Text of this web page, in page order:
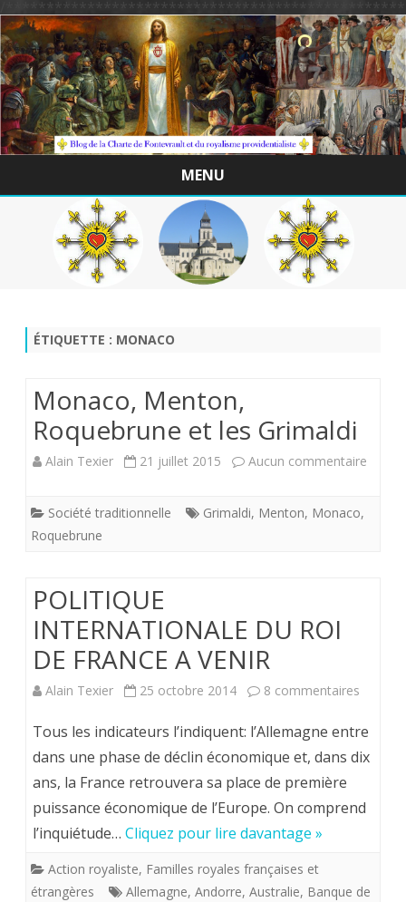
/
MENU
Skip
to
content
ÉTIQUETTE : MONACO
Monaco, Menton,
Roquebrune et les Grimaldi
Alain Texier 21 juillet 2015 Aucun commentaire
Société traditionnelle Grimaldi, Menton, Monaco,
Roquebrune
POLITIQUE
INTERNATIONALE DU ROI
DE FRANCE A VENIR
Alain Texier 25 octobre 2014 8 commentaires
ROI
Tous les indicateurs l’indiquent: l’Allemagne entre
dans une phase de déclin économique et, dans dix
ans, la France retrouvera sa place de première
puissance économique de l’Europe. On comprend
l’inquiétude… Cliquez pour lire davantage »
Action royaliste, Familles royales françaises et
étrangères
Allemagne, Andorre, Australie, Banque de